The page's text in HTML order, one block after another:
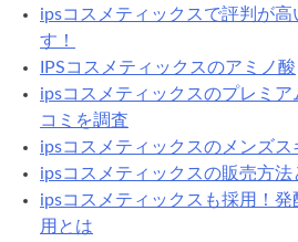
ipsコスメティックスで評判が高
す！
IPSコスメティックスのアミノ酸
ipsコスメティックスのプレミア
コミを調査
ipsコスメティックスのメンズス
ipsコスメティックスの販売方法
ipsコスメティックスも採用！
用とは